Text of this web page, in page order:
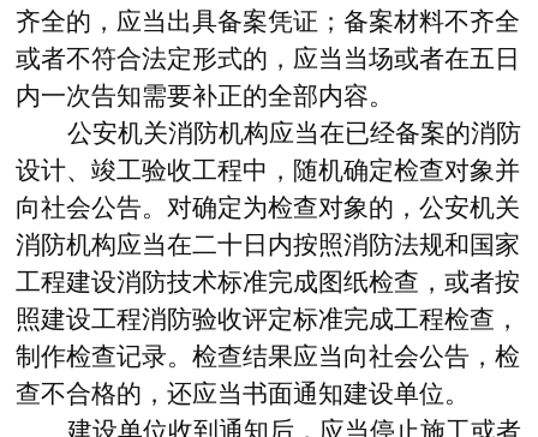
齐全的，应当出具备案凭证；备案材料不齐全
或者不符合法定形式的，应当当场或者在五日
内一次告知需要补正的全部内容。
公安机关消防机构应当在已经备案的消防
设计、竣工验收工程中，随机确定检查对象并
向社会公告。对确定为检查对象的，公安机关
消防机构应当在二十日内按照消防法规和国家
工程建设消防技术标准完成图纸检查，或者按
照建设工程消防验收评定标准完成工程检查，
制作检查记录。检查结果应当向社会公告，检
查不合格的，还应当书面通知建设单位。
建设单位收到通知后，应当停止施工或者